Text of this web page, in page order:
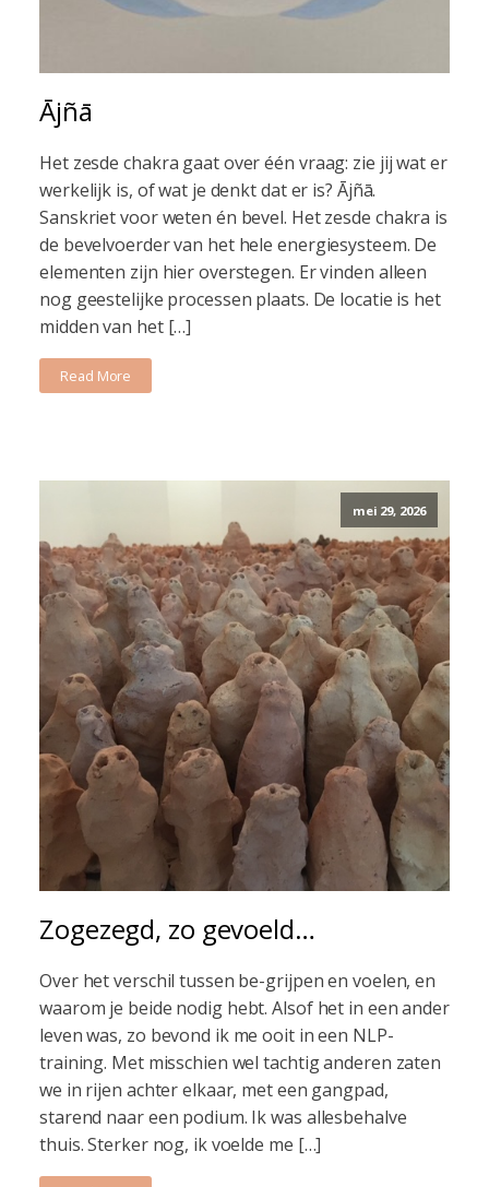
Ājñā
Het zesde chakra gaat over één vraag: zie jij wat er
werkelijk is, of wat je denkt dat er is? Ājñā.
Sanskriet voor weten én bevel. Het zesde chakra is
de bevelvoerder van het hele energiesysteem. De
elementen zijn hier overstegen. Er vinden alleen
nog geestelijke processen plaats. De locatie is het
midden van het […]
Read More
mei 29, 2026
Zogezegd, zo gevoeld…
Over het verschil tussen be-grijpen en voelen, en
waarom je beide nodig hebt. Alsof het in een ander
leven was, zo bevond ik me ooit in een NLP-
training. Met misschien wel tachtig anderen zaten
we in rijen achter elkaar, met een gangpad,
starend naar een podium. Ik was allesbehalve
thuis. Sterker nog, ik voelde me […]